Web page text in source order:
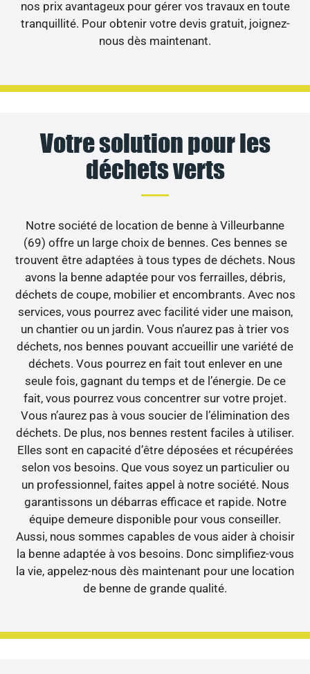
nos prix avantageux pour gérer vos travaux en toute
tranquillité. Pour obtenir votre devis gratuit, joignez-
nous dès maintenant.
Votre solution pour les
déchets verts
Notre société de location de benne à Villeurbanne
(69) offre un large choix de bennes. Ces bennes se
trouvent être adaptées à tous types de déchets. Nous
avons la benne adaptée pour vos ferrailles, débris,
déchets de coupe, mobilier et encombrants. Avec nos
services, vous pourrez avec facilité vider une maison,
un chantier ou un jardin. Vous n’aurez pas à trier vos
déchets, nos bennes pouvant accueillir une variété de
déchets. Vous pourrez en fait tout enlever en une
seule fois, gagnant du temps et de l’énergie. De ce
fait, vous pourrez vous concentrer sur votre projet.
Vous n’aurez pas à vous soucier de l’élimination des
déchets. De plus, nos bennes restent faciles à utiliser.
Elles sont en capacité d’être déposées et récupérées
selon vos besoins. Que vous soyez un particulier ou
un professionnel, faites appel à notre société. Nous
garantissons un débarras efficace et rapide. Notre
équipe demeure disponible pour vous conseiller.
Aussi, nous sommes capables de vous aider à choisir
la benne adaptée à vos besoins. Donc simplifiez-vous
la vie, appelez-nous dès maintenant pour une location
de benne de grande qualité.